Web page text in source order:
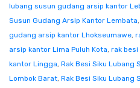
lubang susun gudang arsip kantor
Susun Gudang Arsip Kantor Lembata,
gudang arsip kantor Lhokseumawe,
arsip kantor Lima Puluh Kota, rak
kantor Lingga, Rak Besi Siku Lubang
Lombok Barat, Rak Besi Siku Lubang